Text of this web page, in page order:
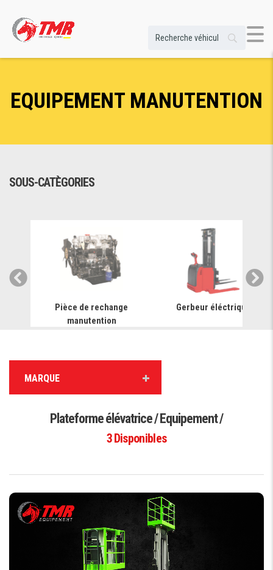
EQUIPEMENT MANUTENTION
SOUS-CATÈGORIES
Pièce de rechange
manutention
Gerbeur éléctrique
MARQUE
Plateforme élévatrice / Equipement /
3Disponibles